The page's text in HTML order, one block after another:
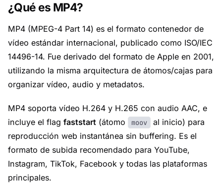
¿Qué es MP4?
MP4 (MPEG-4 Part 14) es el formato contenedor de
vídeo estándar internacional, publicado como ISO/IEC
14496-14. Fue derivado del formato de Apple en 2001,
utilizando la misma arquitectura de átomos/cajas para
organizar vídeo, audio y metadatos.
MP4 soporta vídeo H.264 y H.265 con audio AAC, e
incluye el flag faststart (átomo moov
al inicio) para
reproducción web instantánea sin buffering. Es el
formato de subida recomendado para YouTube,
Instagram, TikTok, Facebook y todas las plataformas
principales.